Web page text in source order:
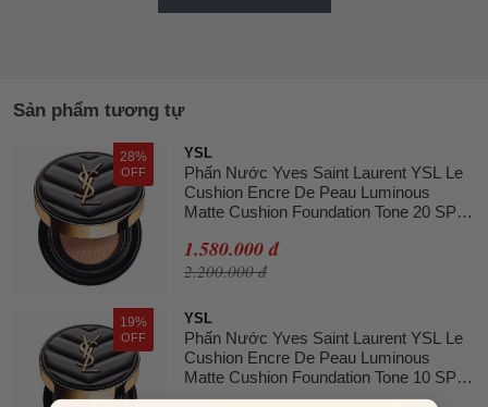
Sản phẩm tương tự
28%
OFF
YSL
Phấn Nước Yves Saint Laurent YSL Le
Cushion Encre De Peau Luminous
Matte Cushion Foundation Tone 20 SPF
1.580.000 đ
2.200.000 đ
19%
OFF
YSL
Phấn Nước Yves Saint Laurent YSL Le
Cushion Encre De Peau Luminous
Matte Cushion Foundation Tone 10 SPF
23